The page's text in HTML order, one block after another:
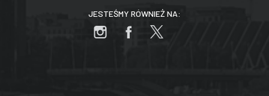
JESTEŚMY RÓWNIEŻ NA: